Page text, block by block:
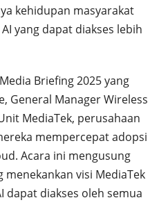
kehidupan masyarakat
yang dapat diakses lebih
Briefing 2025 yang
General Manager Wireless
MediaTek, perusahaan
mempercepat adopsi
Acara ini mengusung
menekankan visi MediaTek
diakses oleh semua